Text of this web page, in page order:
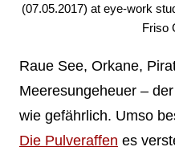
(07.05.2017) at eye-work
Friso
Raue See, Orkane,
Meeresungeheuer –
wie gefährlich. Umso
Die Pulveraffen es